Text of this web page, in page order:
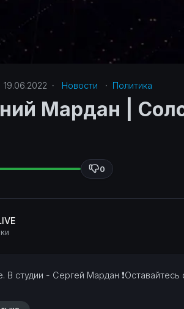
19.06.2022 · Новости · Политика‎
Мардан |
0
В студии - Сергей Мардан ❗Оставайтесь